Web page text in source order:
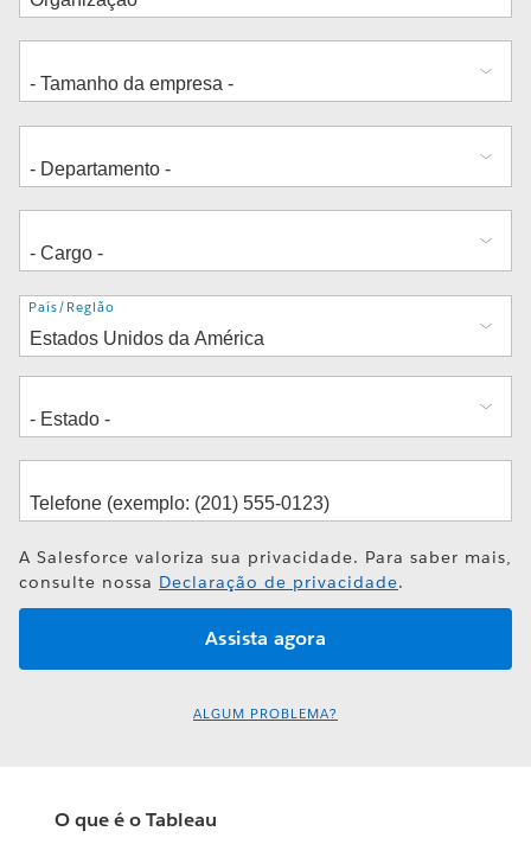
Endereço
País/Região
A Salesforce valoriza sua privacidade. Para saber mais,
consulte nossa Declaração de privacidade.
ALGUM PROBLEMA?
O que é o Tableau